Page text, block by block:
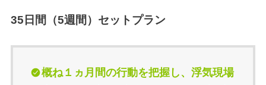
35日間（5週間）セットプラン
概ね１ヵ月間の行動を把握し、浮気現場